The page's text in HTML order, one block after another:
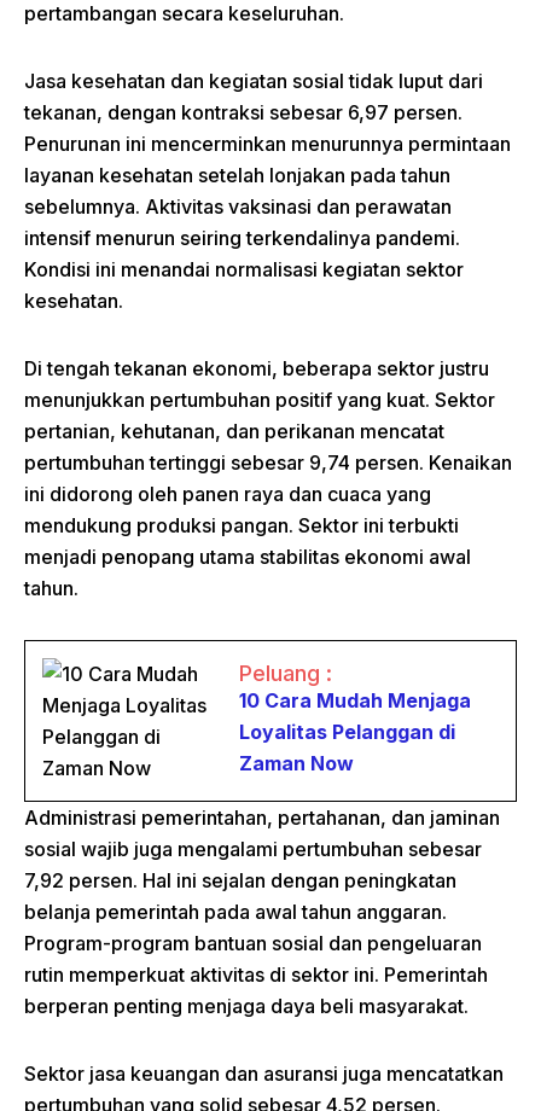
pertambangan secara keseluruhan.
Jasa kesehatan dan kegiatan sosial tidak luput dari
tekanan, dengan kontraksi sebesar 6,97 persen.
Penurunan ini mencerminkan menurunnya permintaan
layanan kesehatan setelah lonjakan pada tahun
sebelumnya. Aktivitas vaksinasi dan perawatan
intensif menurun seiring terkendalinya pandemi.
Kondisi ini menandai normalisasi kegiatan sektor
kesehatan.
Di tengah tekanan ekonomi, beberapa sektor justru
menunjukkan pertumbuhan positif yang kuat. Sektor
pertanian, kehutanan, dan perikanan mencatat
pertumbuhan tertinggi sebesar 9,74 persen. Kenaikan
ini didorong oleh panen raya dan cuaca yang
mendukung produksi pangan. Sektor ini terbukti
menjadi penopang utama stabilitas ekonomi awal
tahun.
Peluang :
10 Cara Mudah Menjaga
Loyalitas Pelanggan di
Zaman Now
Administrasi pemerintahan, pertahanan, dan jaminan
sosial wajib juga mengalami pertumbuhan sebesar
7,92 persen. Hal ini sejalan dengan peningkatan
belanja pemerintah pada awal tahun anggaran.
Program-program bantuan sosial dan pengeluaran
rutin memperkuat aktivitas di sektor ini. Pemerintah
berperan penting menjaga daya beli masyarakat.
Sektor jasa keuangan dan asuransi juga mencatatkan
pertumbuhan yang solid sebesar 4,52 persen.